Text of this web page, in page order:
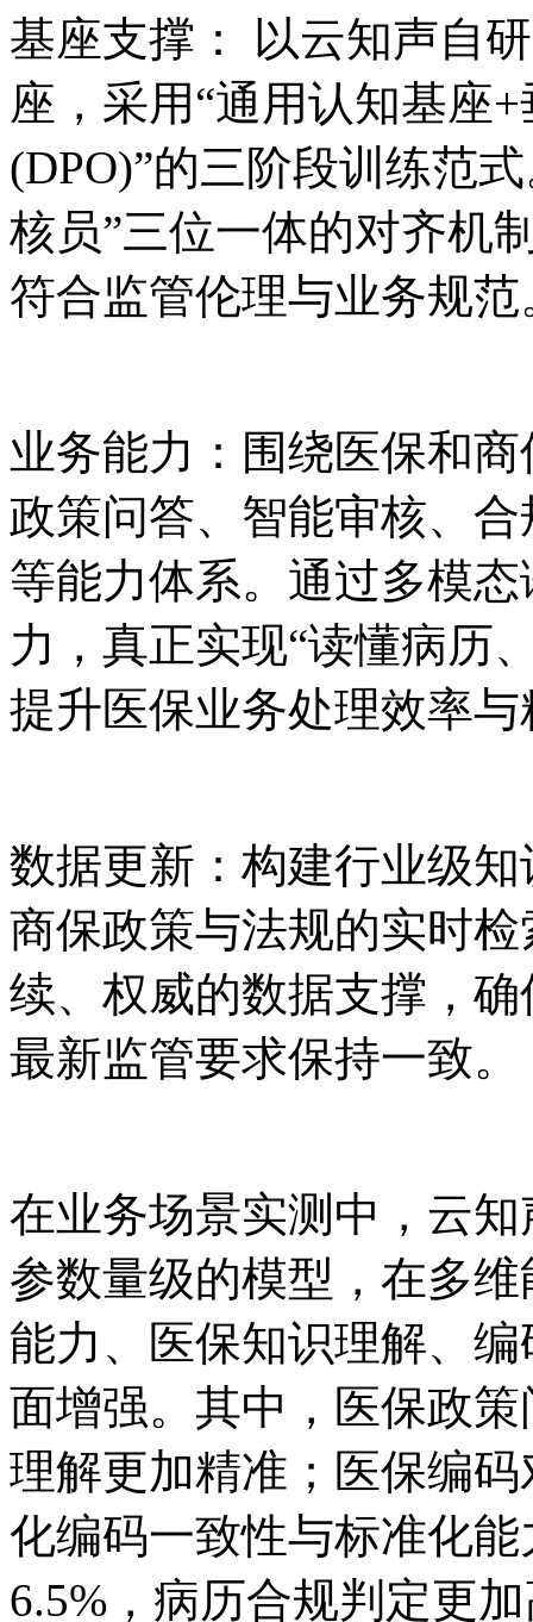
基座支撑： 以云知声自
座，采用“通用认知基座
(DPO)”的三阶段训练范
核员”三位一体的对齐机
符合监管伦理与业务规范
业务能力：围绕医保和
政策问答、智能审核、
等能力体系。通过多模
力，真正实现“读懂病历
提升医保业务处理效率
数据更新：构建行业级
商保政策与法规的实时
续、权威的数据支撑，
最新监管要求保持一致。
在业务场景实测中，云
参数量级的模型，在多
能力、医保知识理解、
面增强。其中，医保政
理解更加精准；医保编
化编码一致性与标准化
6.5%，病历合规判定更